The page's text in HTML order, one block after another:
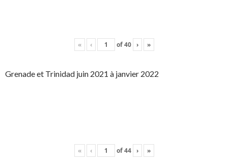
« ‹ of40 › »
Grenade et Trinidad juin 2021 à janvier 2022
« ‹ of44 › »